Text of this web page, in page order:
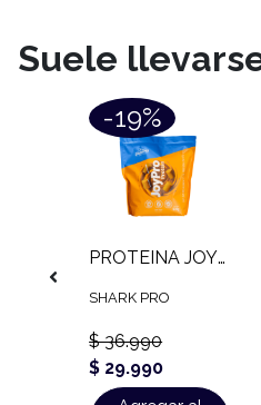
Suele
-19%
PROTEINA JOYPRO PROTEIN SHARK PRO (900 GR)
SHARK PRO
$ 36.990
$ 29.990